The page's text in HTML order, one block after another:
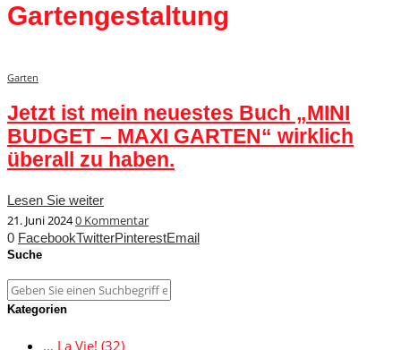
Gartengestaltung
Garten
Jetzt ist mein neuestes Buch „MINI
BUDGET – MAXI GARTEN“ wirklich
überall zu haben.
Lesen Sie weiter
21. Juni 20240 Kommentar
0 FacebookTwitterPinterestEmail
Suche
Kategorien
… La Vie! (32)